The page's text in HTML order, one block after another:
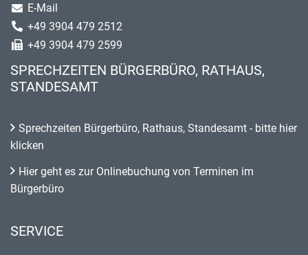
E-Mail
+49 3904 479 2512
+49 3904 479 2599
SPRECHZEITEN BÜRGERBÜRO, RATHAUS,
STANDESAMT
Sprechzeiten Bürgerbüro, Rathaus, Standesamt - bitte hier
klicken
Hier geht es zur Onlinebuchung von Terminen im
Bürgerbüro
SERVICE